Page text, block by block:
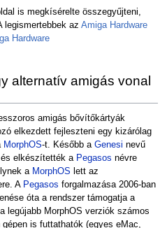
is megkísérelte összegyűjteni,
legismertebbek az Amiga Hardware
Hardware
alternatív amigás vonal
amigás bővítőkártyák
elkezdett fejleszteni egy kizárólag
MorphOS-t. Később a Genesi nevű
elkészítették a Pegasos névre
a MorphOS lett az
A Pegasos forgalmazása 2006-ban
óta a rendszer támogatja a
legújabb MorphOS verziók számos
is futtathatók (egyes eMac,